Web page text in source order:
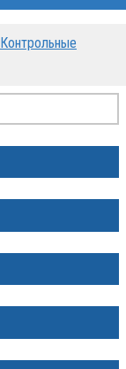
Контрольные